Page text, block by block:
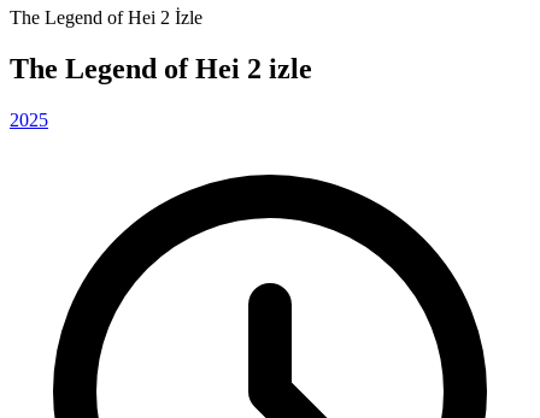
The Legend of Hei 2 İzle
The Legend of Hei 2 izle
2025